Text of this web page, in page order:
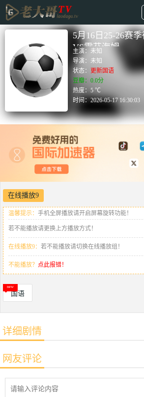
5月16日25-26赛
VS霍芬海姆
主演： 未知
导演：未知
状态： 更新国语
豆瓣：0.0分
热度：5 ℃
时间：2026-05-17 16:30:03
在线播放9
温馨提示： 手机全屏播放请开启屏幕旋转功能！
若不能播放请更换上方播放方式！
在线播放9： 若不能播放请切换在线播放组！
不能播放？ 点此报错！
国语
详细剧情
网友评论